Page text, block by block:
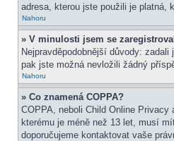
adresa, kterou jste použili je platná,
Nahoru
» V minulosti jsem se
Nejpravděpodobnější důvody:
pak jste možná nevložili žádný
Nahoru
» Co znamená COPPA?
COPPA, neboli Child Online
kterému je méně než 13 let, musí
doporučujeme kontaktovat vaše